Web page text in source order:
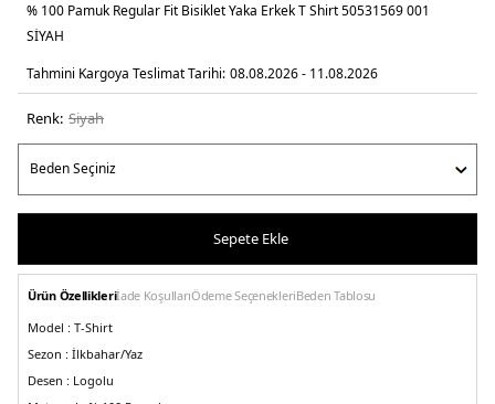
% 100 Pamuk Regular Fit Bisiklet Yaka Erkek T Shirt 50531569 001
SİYAH
Tahmini Kargoya Teslimat Tarihi: 08.08.2026 - 11.08.2026
Renk: si̇yah
Sepete Ekle
Ürün Özellikleriİade KoşullarıÖdeme SeçenekleriBeden Tablosu
Model : T-Shirt
Sezon : İlkbahar/Yaz
Desen : Logolu